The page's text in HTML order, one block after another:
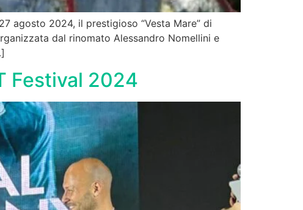
agosto 2024, il prestigioso “Vesta Mare” di
dal rinomato Alessandro Nomellini e
Festival 2024